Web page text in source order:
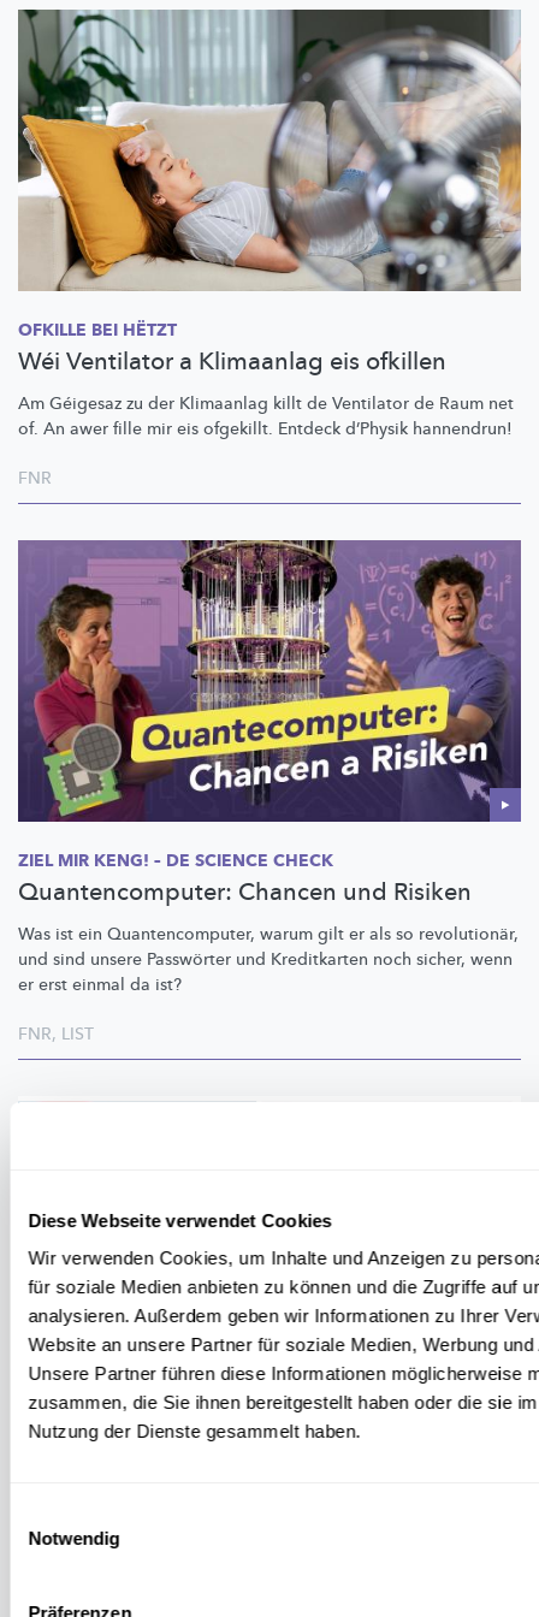
Diese Webseite verwendet Cookies
Wir verwenden Cookies, um Inhalte und Anzeigen zu
für soziale Medien anbieten zu können und die Zugriffe auf
analysieren. Außerdem geben wir Informationen zu Ihrer
Website an unsere Partner für soziale Medien, Werbung
Unsere Partner führen diese Informationen möglicherweise
zusammen, die Sie ihnen bereitgestellt haben oder die sie
Nutzung der Dienste gesammelt haben.
Notwendig
Präferenzen
OFKILLE BEI HËTZT
Wéi Ventilator a Klimaanlag eis ofkillen
Am Géigesaz zu der Klimaanlag killt de Ventilator de Raum net
of. An awer fille mir eis ofgekillt. Entdeck d’Physik hannendrun!
FNR
ZIEL MIR KENG! – DE SCIENCE CHECK
Quantencomputer: Chancen und Risiken
Was ist ein Quantencomputer, warum gilt er als so revolutionär,
und sind unsere Passwörter und Kreditkarten noch sicher, wenn
er erst einmal da ist?
FNR, LIST
GESCHICHTE LUXEMBURGS
Schritt für Schritt zur Unabhängigkeit: Wie
Geschichte der